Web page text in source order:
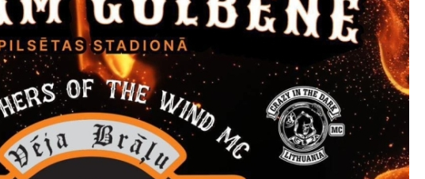
26.03.2026. Gulbenes novada pašvaldības domes sēde (protokols
2027.gadam jaunā redakcija
13.04.2026. Gulbenes novada pašvaldības domes sēde (protokols
2027.gadam jaunā redakcijā
07.07.2026. Gulbenes novada pašvaldības domes sēde (protokol